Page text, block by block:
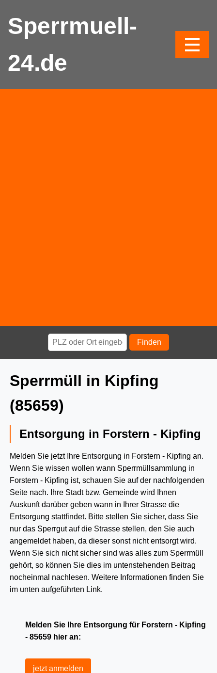
Sperrmuell-
24.de
Finden
Sperrmüll in Kipfing
(85659)
Entsorgung in Forstern - Kipfing
Melden Sie jetzt Ihre Entsorgung in Forstern - Kipfing an.
Wenn Sie wissen wollen wann Sperrmüllsammlung in
Forstern - Kipfing ist, schauen Sie auf der nachfolgenden
Seite nach. Ihre Stadt bzw. Gemeinde wird Ihnen
Auskunft darüber geben wann in Ihrer Strasse die
Entsorgung stattfindet. Bitte stellen Sie sicher, dass Sie
nur das Sperrgut auf die Strasse stellen, den Sie auch
angemeldet haben, da dieser sonst nicht entsorgt wird.
Wenn Sie sich nicht sicher sind was alles zum Sperrmüll
gehört, so können Sie dies im untenstehenden Beitrag
nocheinmal nachlesen. Weitere Informationen finden Sie
im unten aufgeführten Link.
Melden Sie Ihre Entsorgung für Forstern - Kipfing
- 85659 hier an:
jetzt anmelden